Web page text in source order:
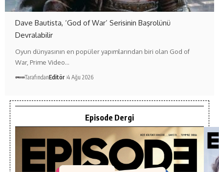
Dave Bautista, ‘God of War’ Serisinin Başrolünü
Devralabilir
Oyun dünyasının en popüler yapımlarından biri olan God of
War, Prime Video…
TarafındanEditör 4 Ağu 2026
Episode Dergi